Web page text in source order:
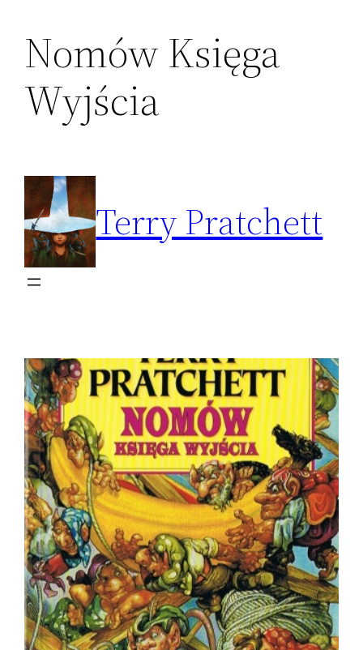
Przejdź
treści
Nomów Księga
Wyjścia
Terry Pratchett